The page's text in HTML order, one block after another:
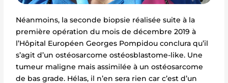
Néanmoins, la seconde biopsie réalisée suite à la
première opération du mois de décembre 2019 à
l’Hôpital Européen Georges Pompidou conclura qu’il
s’agit d’un ostéosarcome ostéosblastome-like. Une
tumeur maligne mais assimilée à un ostéosarcome
de bas grade. Hélas, il n’en sera rien car c’est d’un